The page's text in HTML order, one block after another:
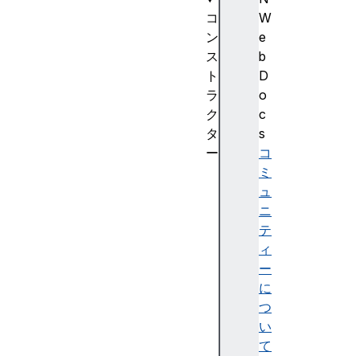
W
e
b
D
o
c
s
コ
ミ
ュ
ニ
テ
ィ
ー
に
つ
い
て
コ
ン
ス
ト
ラ
ク
タ
ー